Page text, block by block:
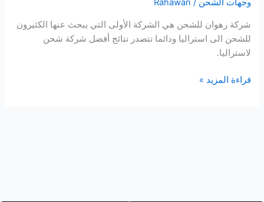
وجهات الشحن /
Rahawan
شركة رهوان للشحن هي الشركة الأولى التي يبحث عنها الكثيرون
للشحن الى استراليا ودائما تتصدر نتائج أفضل شركة شحن
لاستراليا.
قراءة المزيد »